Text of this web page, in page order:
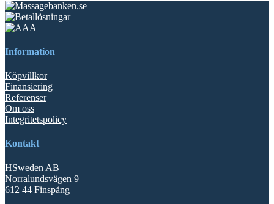
Information
Köpvillkor
Finansiering
Referenser
Om oss
Integritetspolicy
Kontakt
HSweden AB
Norralundsvägen 9
612 44 Finspång